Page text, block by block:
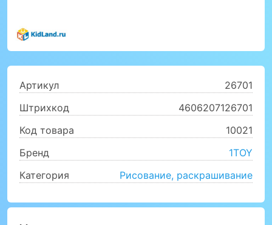
Артикул
26701
Штрихкод
4606207126701
Код товара
10021
Бренд
1TOY
Категория
Рисование, раскрашивание